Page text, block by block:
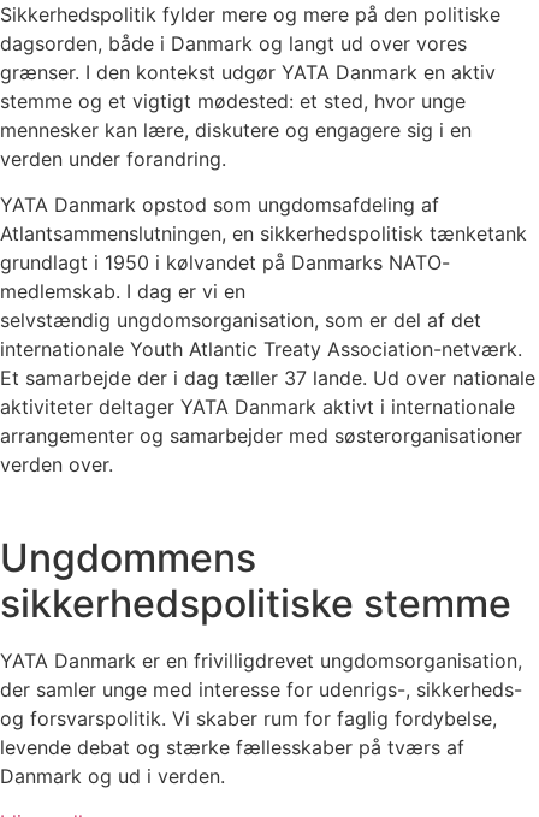
Sikkerhedspolitik fylder mere og mere på den politiske
dagsorden, både i Danmark og langt ud over vores
grænser. I den kontekst udgør YATA Danmark en aktiv
stemme og et vigtigt mødested: et sted, hvor unge
mennesker kan lære, diskutere og engagere sig i en
verden under forandring.
YATA Danmark opstod som ungdomsafdeling af
Atlantsammenslutningen, en sikkerhedspolitisk tænketank
grundlagt i 1950 i kølvandet på Danmarks NATO-
medlemskab. I dag er vi en
selvstændig ungdomsorganisation, som er del af det
internationale Youth Atlantic Treaty Association-netværk.
Et samarbejde der i dag tæller 37 lande. Ud over nationale
aktiviteter deltager YATA Danmark aktivt i internationale
arrangementer og samarbejder med søsterorganisationer
verden over.
Ungdommens
sikkerhedspolitiske stemme
YATA Danmark er en frivilligdrevet ungdomsorganisation,
der samler unge med interesse for udenrigs-, sikkerheds-
og forsvarspolitik. Vi skaber rum for faglig fordybelse,
levende debat og stærke fællesskaber på tværs af
Danmark og ud i verden.